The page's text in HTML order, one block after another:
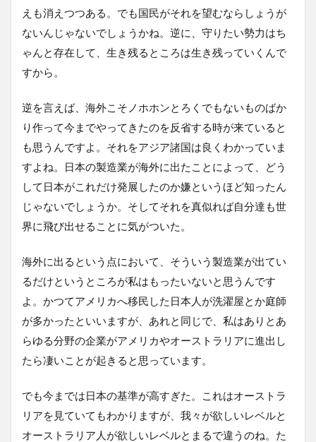
えも消えつつある。でも国民がそれを望むならしょうが
ないんじゃないでしょうかね。逆に、守りたい勢力はち
ゃんと存在して、生き残るところは生き残っていくんで
すから。
逆を言えば、海外こそノホホンとろくでもないものばか
り作って今までやってきたのを反省する時が来ていると
も思うんですよ。それをアジア諸国は良くわかっていま
すよね。日本の製造業が海外に出たことによって、どう
して日本がこれだけ発展したのか嫌というほど知ったん
じゃないでしょうか。そしてそれを真似れば自分達も世
界に飛び出せることに気がついた。
海外に出るという点において、そういう製造業が出てい
るだけというところが私はもったいないと思うんです
よ。かつてアメリカへ移民した日本人が洗濯屋とか庭師
が多かったといいますが、あれと同じで、私はありとあ
らゆる分野の企業がアメリカやオーストラリアに進出し
たら凄いことが起きると思っています。
でも今までは日本の基準が高すぎた。これはオーストラ
リアを見ていてもわかりますが、我々が欲しいレベルと
オーストラリア人が欲しいレベルとまるで違うのね。た